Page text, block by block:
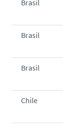
Brasil
Brasil
Brasil
Chile